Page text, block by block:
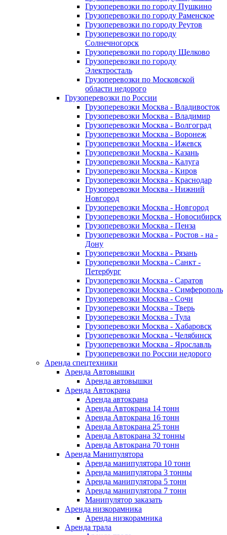
Грузоперевозки по городу Пушкино
Грузоперевозки по городу Раменское
Грузоперевозки по городу Реутов
Грузоперевозки по городу
Солнечногорск
Грузоперевозки по городу Щелково
Грузоперевозки по городу
Электросталь
Грузоперевозки по Московской
области недорого
Грузоперевозки по России
Грузоперевозки Москва - Владивосток
Грузоперевозки Москва - Владимир
Грузоперевозки Москва - Волгоград
Грузоперевозки Москва - Воронеж
Грузоперевозки Москва - Ижевск
Грузоперевозки Москва - Казань
Грузоперевозки Москва - Калуга
Грузоперевозки Москва - Киров
Грузоперевозки Москва - Краснодар
Грузоперевозки Москва - Нижний
Новгород
Грузоперевозки Москва - Новгород
Грузоперевозки Москва - Новосибирск
Грузоперевозки Москва - Пенза
Грузоперевозки Москва - Ростов - на -
Дону
Грузоперевозки Москва - Рязань
Грузоперевозки Москва - Санкт -
Петербург
Грузоперевозки Москва - Саратов
Грузоперевозки Москва - Симферополь
Грузоперевозки Москва - Сочи
Грузоперевозки Москва - Тверь
Грузоперевозки Москва - Тула
Грузоперевозки Москва - Хабаровск
Грузоперевозки Москва - Челябинск
Грузоперевозки Москва - Ярославль
Грузоперевозки по России недорого
Аренда спецтехники
Аренда Автовышки
Аренда автовышки
Аренда Автокрана
Аренда автокрана
Аренда Автокрана 14 тонн
Аренда Автокрана 16 тонн
Аренда Автокрана 25 тонн
Аренда Автокрана 32 тонны
Аренда Автокрана 70 тонн
Аренда Манипулятора
Аренда манипулятора 10 тонн
Аренда манипулятора 3 тонны
Аренда манипулятора 5 тонн
Аренда манипулятора 7 тонн
Манипулятор заказать
Аренда низкорамника
Аренда низкорамника
Аренда трала